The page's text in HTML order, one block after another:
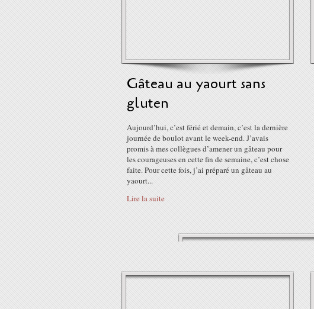
Gâteau au yaourt sans
gluten
Aujourd’hui, c’est férié et demain, c’est la dernière
journée de boulot avant le week-end. J’avais
promis à mes collègues d’amener un gâteau pour
les courageuses en cette fin de semaine, c’est chose
faite. Pour cette fois, j’ai préparé un gâteau au
yaourt...
Lire la suite